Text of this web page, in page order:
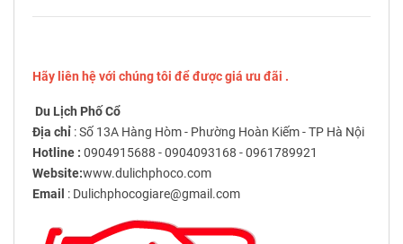
Hãy liên hệ với chúng tôi để được giá ưu đãi .
Du Lịch Phố Cổ
Địa chỉ : Số 13A Hàng Hòm - Phường Hoàn Kiếm - TP Hà Nội
Hotline : 0904915688 - 0904093168 - 0961789921
Website:www.dulichphoco.com
Email : Dulichphocogiare@gmail.com